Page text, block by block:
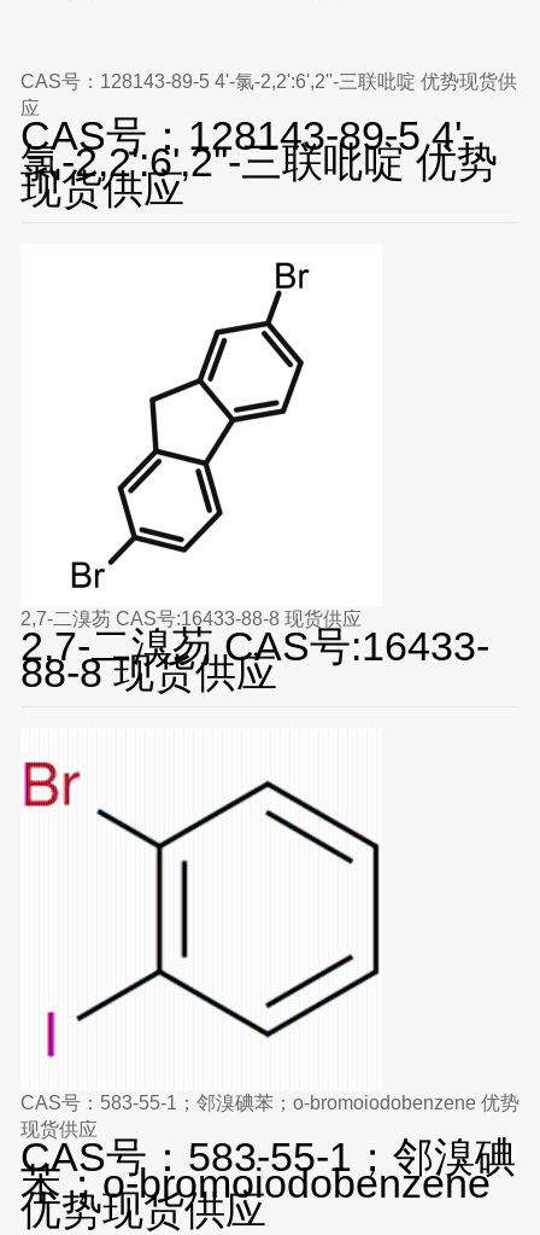
CAS号：128143-89-5 4'-氯-2,2':6',2''-三联吡啶 优势现货供
应
CAS号：128143-89-5 4'-
氯-2,2':6',2''-三联吡啶 优势
现货供应
2,7-二溴芴 CAS号:16433-88-8 现货供应
2,7-二溴芴 CAS号:16433-
88-8 现货供应
CAS号：583-55-1；邻溴碘苯；o-bromoiodobenzene 优势
现货供应
CAS号：583-55-1；邻溴碘
苯；o-bromoiodobenzene
优势现货供应